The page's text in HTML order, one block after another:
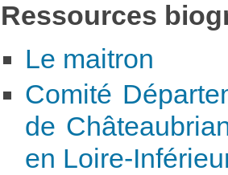
Ressources
Le maitron
Comité
de
en Loire-